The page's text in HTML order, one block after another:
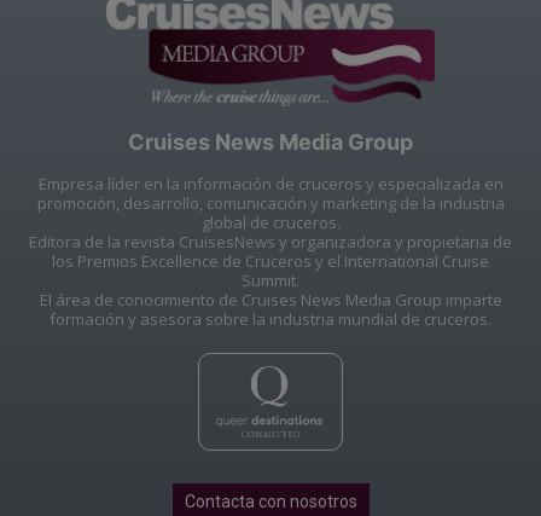
Cruises News Media Group
Empresa líder en la información de cruceros y especializada en
promoción, desarrollo, comunicación y marketing de la industria
global de cruceros.
Editora de la revista CruisesNews y organizadora y propietaria de
los Premios Excellence de Cruceros y el International Cruise
Summit.
El área de conocimiento de Cruises News Media Group imparte
formación y asesora sobre la industria mundial de cruceros.
Contacta con nosotros